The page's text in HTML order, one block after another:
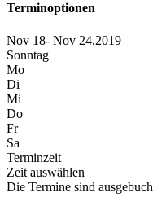
Terminoptionen
Nov 18- Nov 24,2019
Sonntag
Mo
Di
Mi
Do
Fr
Sa
Terminzeit
Zeit auswählen
Die Termine sind